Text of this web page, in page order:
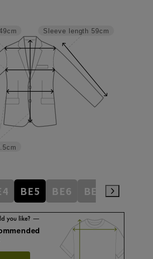
Sleeve length 59cm
BE5 BE6 BE7 BE8